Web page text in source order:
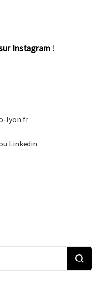
Instagram !
lyon.fr
Linkedin